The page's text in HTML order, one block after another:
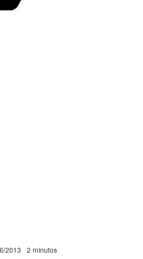
2013 2 minutos